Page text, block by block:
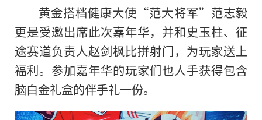
黄金搭档健康大使“范大将军”范志毅
更是受邀出席此次嘉年华，并和史玉柱、征
途赛道负责人赵剑枫比拼射门，为玩家送上
福利。参加嘉年华的玩家们也人手获得包含
脑白金礼盒的伴手礼一份。